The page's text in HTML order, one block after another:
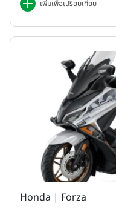
เพิ่มเพื่อเปรียบเทียบ
Honda | Forza